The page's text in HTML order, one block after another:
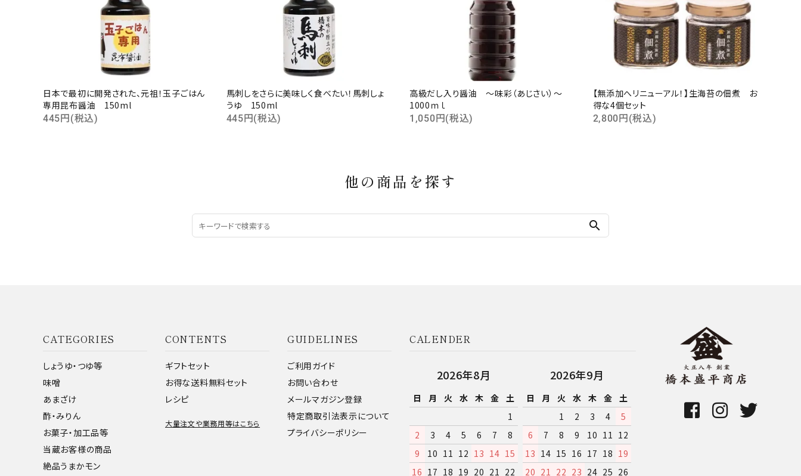
日本で最初に開発された、元祖！玉子ごはん
専用昆布醤油 150ml
445円(税込)
馬刺しをさらに美味しく食べたい！馬刺しょ
うゆ 150ml
445円(税込)
高級だし入り醤油 ～味彩（あじさい）～
1000ｍｌ
1,050円(税込)
【無添加へリニューアル！】生海苔の佃煮 お
得な4個セット
2,800円(税込)
他の商品を探す
search
CATEGORIES
しょうゆ・つゆ等
味噌
あまざけ
酢・みりん
お菓子・加工品等
当蔵お客様の商品
絶品うまかモン
CONTENTS
ギフトセット
お得な送料無料セット
レシピ
大量注文や業務用等はこちら
GUIDELINES
ご利用ガイド
お問い合わせ
メールマガジン登録
特定商取引法表示について
プライバシーポリシー
CALENDER
2026年8月
日 月 火 水 木 金
土
1
2
3 4 5 6 7
8
9
10 11 12 13 14 15
16 17 18 19 20 21 22
2026年9月
日 月 火 水 木 金
土
1
2 3 4
5
6
7 8 9 10 11 12
13 14 15 16 17 18 19
20 21 22 23 24 25 26